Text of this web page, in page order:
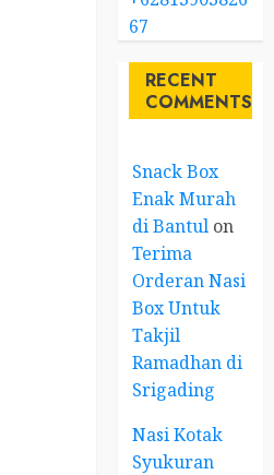
67
RECENT
COMMENTS
Snack Box
Enak Murah
di Bantul on
Terima
Orderan Nasi
Box Untuk
Takjil
Ramadhan di
Srigading
Nasi Kotak
Syukuran